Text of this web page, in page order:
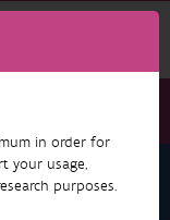
in order for
your usage,
purposes.